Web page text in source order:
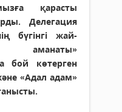
қарасты
Делегация
бүгінгі жай-
аманаты»
бой көтерген
«Адал адам»